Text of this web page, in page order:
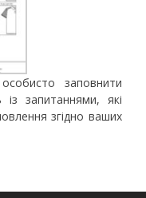
заповнити
запитаннями, які
згідно ваших